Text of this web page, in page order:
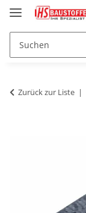
Zurück zur Liste